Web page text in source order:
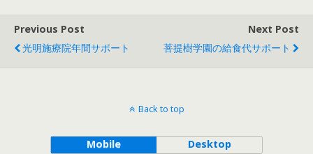
Previous Post
光明施療院年間サポート
Next Post
菩提樹学園の給食代サポート
Back to top
Mobile Desktop